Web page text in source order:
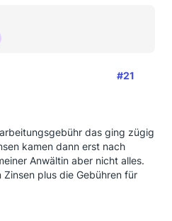
#21
das ging zügig
kamen dann erst nach
Anwältin aber nicht alles.
plus die Gebühren für